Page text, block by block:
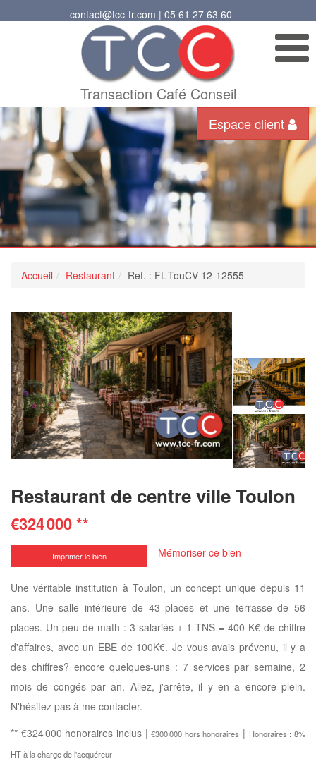
contact@tcc-fr.com | 05 61 27 63 60
Transaction Café Conseil
Espace client
Accueil Restaurant Ref. : FL-TouCV-12-12555
Restaurant de centre ville Toulon
€324 000**
Imprimer le bien Mémoriser ce bien
Une véritable institution à Toulon, un concept unique depuis 11
ans. Une salle intérieure de 43 places et une terrasse de 56
places. Un peu de math : 3 salariés + 1 TNS = 400 K€ de chiffre
d'affaires, avec un EBE de 100K€. Je vous avais prévenu, il y a
des chiffres? encore quelques-uns : 7 services par semaine, 2
mois de congés par an. Allez, j'arrête, il y en a encore plein.
N'hésitez pas à me contacter.
** €324 000 honoraires inclus |€300 000 hors honoraires | Honoraires : 8%
HT à la charge de l'acquéreur